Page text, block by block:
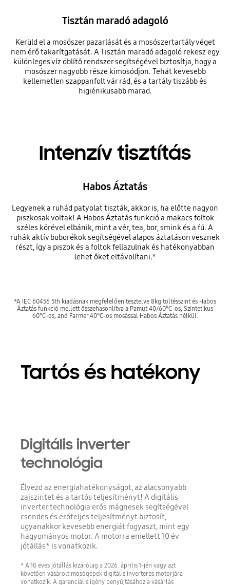
Tisztán maradó adagoló
Kerüld el a mosószer pazarlását és a mosószertartály véget
nem érő takarítgatását. A Tisztán maradó adagoló rekesz egy
különleges víz öblítő rendszer segítségével biztosítja, hogy a
mosószer nagyobb része kimosódjon. Tehát kevesebb
kellemetlen szappanfolt vár rád, és a tartály tiszább és
higiénikusabb marad.
Intenzív tisztítás
Habos Áztatás
Legyenek a ruhád patyolat tiszták, akkor is, ha előtte nagyon
piszkosak voltak! A Habos Áztatás funkció a makacs foltok
széles körével elbánik, mint a vér, tea, bor, smink és a fű. A
ruhák aktív buborékok segítségével alapos áztatáson vesznek
részt, így a piszok és a foltok fellazulnak és hatékonyabban
lehet őket eltávolítani.*
*A IEC 60456 5th kiadásnak megfelelően tesztelve 8kg töltésszint és Habos
Áztatás funkció mellett összehasonlítva a Pamut 40/60°C-os, Szintetikus
60°C-os, and Farmer 40°C-os mosással Habos Áztatás nélkül.
Tartós és hatékony
Digitális inverter
technológia
Élvezd az energiahatékonyságot, az alacsonyabb
zajszintet és a tartós teljesítményt! A digitális
inverter technológia erős mágnesek segítségével
csendes és erőteljes teljesítményt biztosít,
ugyanakkor kevesebb energiát fogyaszt, mint egy
hagyományos motor. A motorra emellett 10 év
jótállás* is vonatkozik.
* A 10 éves jótállás kizárólag a 2026. április 1-jén vagy azt
követően vásárolt mosógépek digitális inverteres motorjára
vonatkozik. A garanciális igény benyújtásához a vásárlás